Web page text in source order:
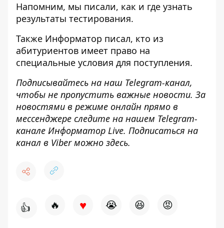
Напомним, мы писали, как и где узнать
результаты тестирования.
Также Информатор писал, кто из
абитуриентов имеет право на
специальные условия для поступления.
Подписывайтесь на наш Telegram-канал,
чтобы не пропустить важные новости. За
новостями в режиме онлайн прямо в
мессенджере следите на нашем Telegram-
канале Информатор Live. Подписаться на
канал в Viber можно здесь.
👍 🔥 ♥ 😭 😆 😡